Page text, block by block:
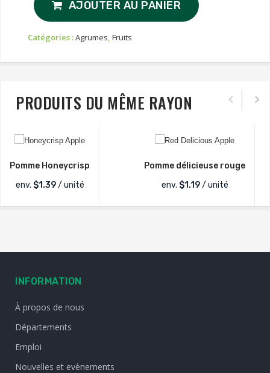
AJOUTER AU PANIER
Catégories :Agrumes, Fruits
PRODUITS DU MÊME RAYON
Pomme Honeycrisp
env. $1.39/ unité
Pomme délicieuse rouge
env. $1.19/ unité
INFORMATION
À propos de nous
Départements
Emploi
Nouvelles et evènements